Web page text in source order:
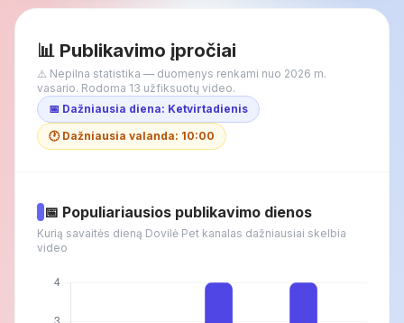
📊 Publikavimo įpročiai
⚠️ Nepilna statistika — duomenys renkami nuo 2026 m.
vasario. Rodoma 13 užfiksuotų video.
📅 Dažniausia diena: Ketvirtadienis
🕐 Dažniausia valanda: 10:00
📅 Populiariausios publikavimo dienos
Kurią savaitės dieną Dovilė Pet kanalas dažniausiai skelbia
video